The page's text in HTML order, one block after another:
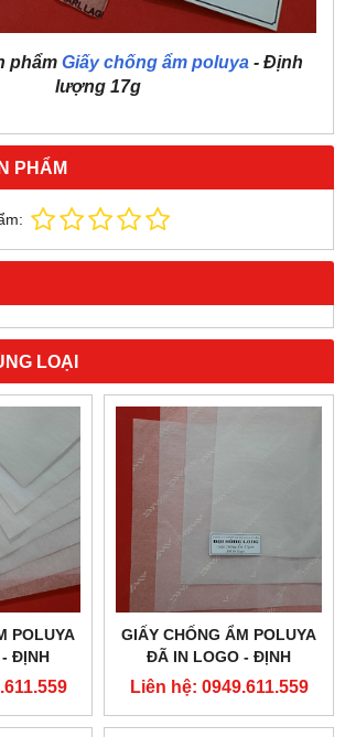
phẩm Giấy chống ẩm poluya- Định
lượng 17g
PHẨM
LOẠI
POLUYA
ĐỊNH
GIẤY CHỐNG ẨM POLUYA
ĐÃ IN LOGO - ĐỊNH
LƯỢNG 17G
Liên hệ: 0949.611.559